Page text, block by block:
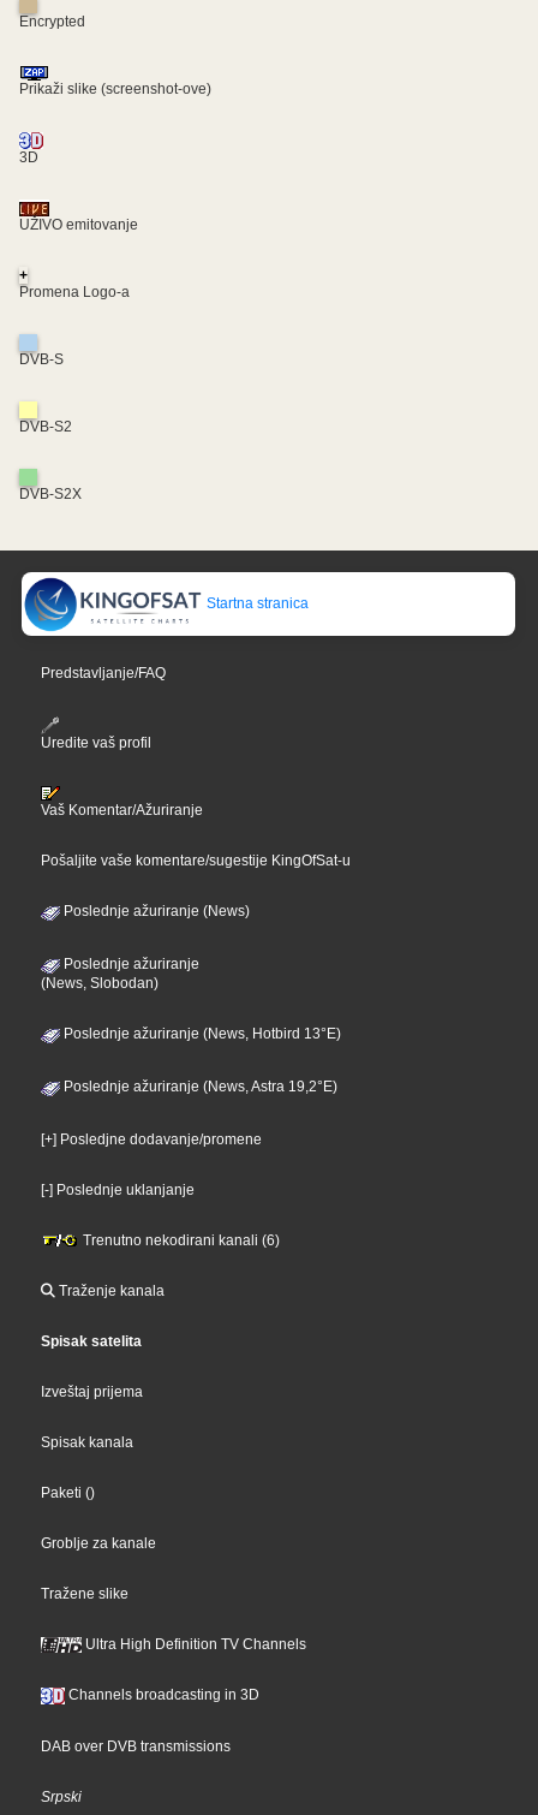
Encrypted
Prikaži slike (screenshot-ove)
3D
UŽIVO emitovanje
+
Promena Logo-a
DVB-S
DVB-S2
DVB-S2X
Startna stranica
Predstavljanje/FAQ
Uredite vaš profil
Vaš Komentar/Ažuriranje
Pošaljite vaše komentare/sugestije KingOfSat-u
Poslednje ažuriranje (News)
Poslednje ažuriranje
(News, Slobodan)
Poslednje ažuriranje (News, Hotbird 13°E)
Poslednje ažuriranje (News, Astra 19,2°E)
[+] Posledjne dodavanje/promene
[-] Poslednje uklanjanje
Trenutno nekodirani kanali (6)
Traženje kanala
Spisak satelita
Izveštaj prijema
Spisak kanala
Paketi ()
Groblje za kanale
Tražene slike
Ultra High Definition TV Channels
Channels broadcasting in 3D
DAB over DVB transmissions
Srpski